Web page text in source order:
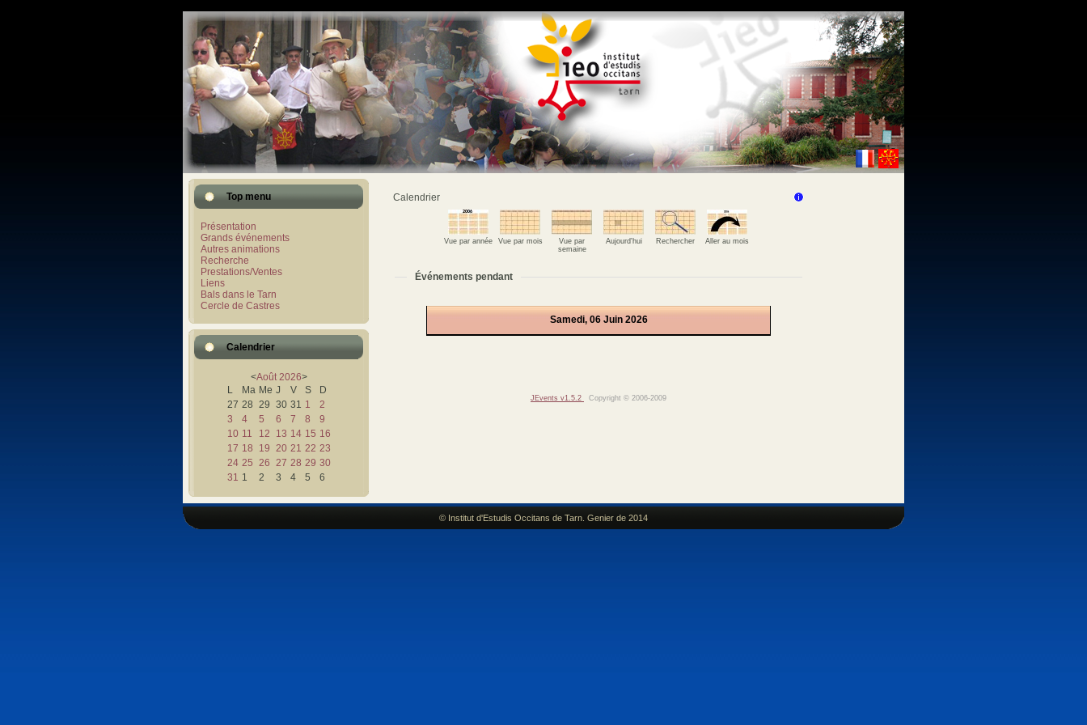
Top menu
Présentation
Grands événements
Autres animations
Recherche
Prestations/Ventes
Liens
Bals dans le Tarn
Cercle de Castres
Calendrier
<Août 2026>
L
Ma Me J V S
D
27 28 29 30 31 1
2
3
4 5 6 7 8
9
10 11 12 13 14 15 16
17 18 19 20 21 22 23
24 25 26 27 28 29 30
31 1 2 3 4 5 6
Calendrier
Vue par année Vue par mois
Vue par
semaine
Aujourd'hui Rechercher Aller au mois
Événements pendant
Samedi, 06 Juin 2026
JEvents v1.5.2 Copyright © 2006-2009
© Institut d'Estudis Occitans de Tarn. Genier de 2014